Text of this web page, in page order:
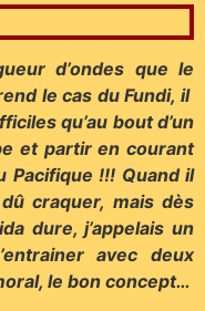
d’ondes que le
le cas du Fundi, il
qu’au bout d’un
et partir en courant
Pacifique !!! Quand il
craquer, mais dès
dure, j’appelais un
avec deux
le bon concept…